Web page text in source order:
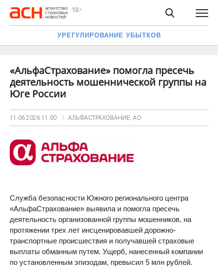
УРЕГУЛИРОВАНИЕ УБЫТКОВ
«АльфаСтрахование» помогла пресечь
деятельность мошеннической группы на
Юге России
11.06.2026 11:00 АЛЬФАСТРАХОВАНИЕ, АО
Служба безопасности Южного регионального центра
«АльфаСтрахование» выявила и помогла пресечь
деятельность организованной группы мошенников, на
протяжении трех лет инсценировавшей дорожно-
транспортные происшествия и получавшей страховые
выплаты обманным путем. Ущерб, нанесенный компании
по установленным эпизодам, превысил 5 млн рублей.